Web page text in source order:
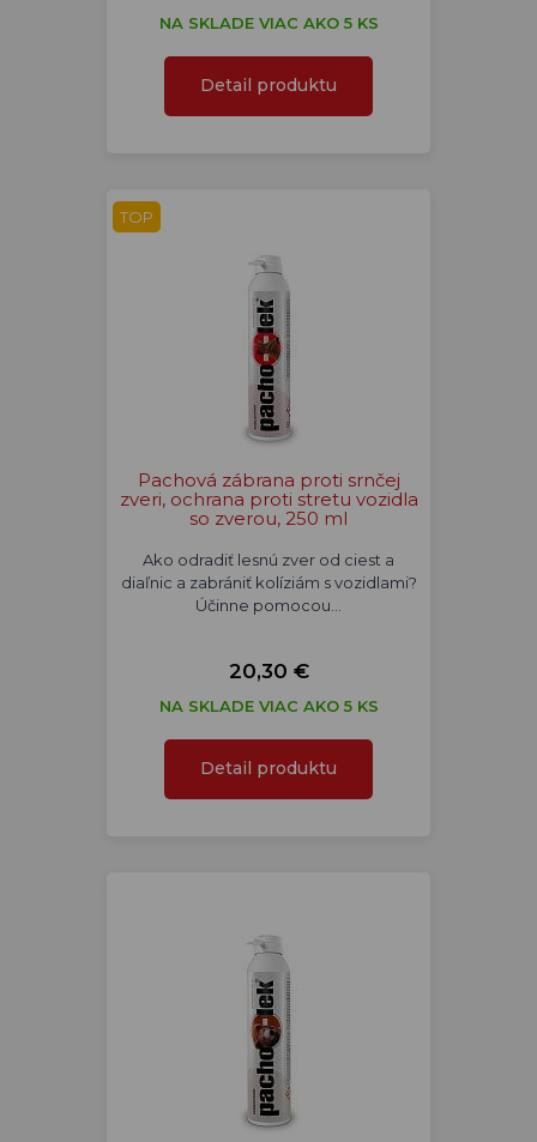
NA SKLADE VIAC AKO 5 KS
Detail produktu
TOP
Pachová zábrana proti srnčej
zveri, ochrana proti stretu vozidla
so zverou, 250 ml
Ako odradiť lesnú zver od ciest a
diaľnic a zabrániť kolíziám s vozidlami?
Účinne pomocou…
20,30 €
NA SKLADE VIAC AKO 5 KS
Detail produktu